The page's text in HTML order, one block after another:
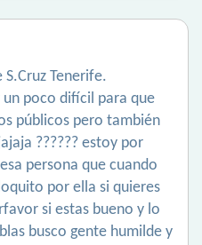
S.Cruz Tenerife.
un poco difícil para que
públicos pero también
?????? estoy por
persona que cuando
por ella si quieres
si estas bueno y lo
busco gente humilde y